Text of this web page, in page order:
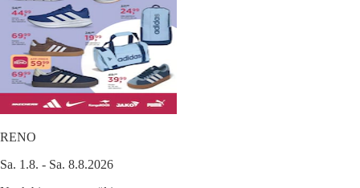
RENO
Sa. 1.8. - Sa. 8.8.2026